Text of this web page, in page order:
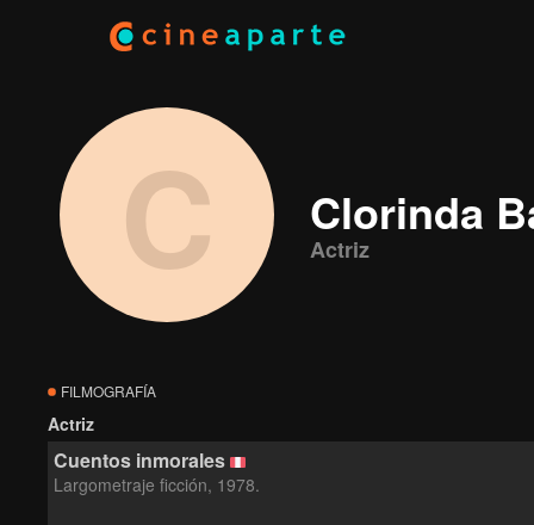
C Clorinda
Actriz
FILMOGRAFÍA
Actriz
Cuentos inmorales
Largometraje ficción, 1978.